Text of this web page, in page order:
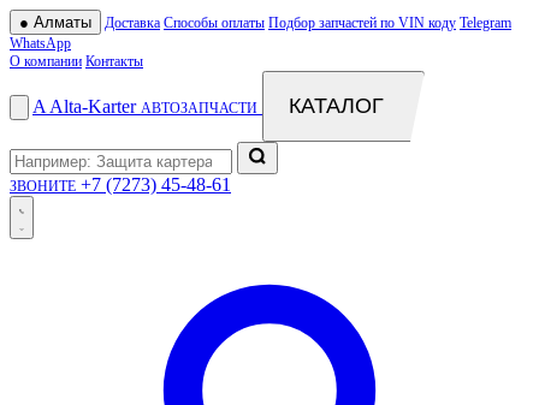
● Алматы Доставка Способы оплаты Подбор запчастей по VIN коду Telegram
WhatsApp
О компании Контакты
A Alta-Karter АВТОЗАПЧАСТИ КАТАЛОГ
ЗВОНИТЕ +7 (7273) 45-48-61